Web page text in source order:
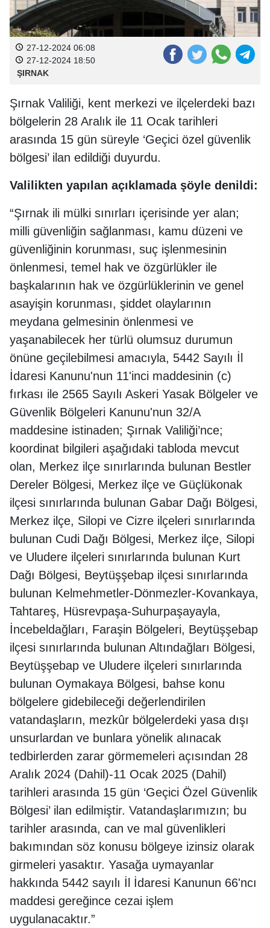
27-12-2024 06:08
27-12-2024 18:50
ŞIRNAK
Şırnak Valiliği, kent merkezi ve ilçelerdeki bazı
bölgelerin 28 Aralık ile 11 Ocak tarihleri
arasında 15 gün süreyle ‘Geçici özel güvenlik
bölgesi’ ilan edildiği duyurdu.
Valilikten yapılan açıklamada şöyle denildi:
“Şırnak ili mülki sınırları içerisinde yer alan;
milli güvenliğin sağlanması, kamu düzeni ve
güvenliğinin korunması, suç işlenmesinin
önlenmesi, temel hak ve özgürlükler ile
başkalarının hak ve özgürlüklerinin ve genel
asayişin korunması, şiddet olaylarının
meydana gelmesinin önlenmesi ve
yaşanabilecek her türlü olumsuz durumun
önüne geçilebilmesi amacıyla, 5442 Sayılı İl
İdaresi Kanunu'nun 11'inci maddesinin (c)
fırkası ile 2565 Sayılı Askeri Yasak Bölgeler ve
Güvenlik Bölgeleri Kanunu'nun 32/A
maddesine istinaden; Şırnak Valiliği’nce;
koordinat bilgileri aşağıdaki tabloda mevcut
olan, Merkez ilçe sınırlarında bulunan Bestler
Dereler Bölgesi, Merkez ilçe ve Güçlükonak
ilçesi sınırlarında bulunan Gabar Dağı Bölgesi,
Merkez ilçe, Silopi ve Cizre ilçeleri sınırlarında
bulunan Cudi Dağı Bölgesi, Merkez ilçe, Silopi
ve Uludere ilçeleri sınırlarında bulunan Kurt
Dağı Bölgesi, Beytüşşebap ilçesi sınırlarında
bulunan Kelmehmetler-Dönmezler-Kovankaya,
Tahtareş, Hüsrevpaşa-Suhurpaşayayla,
İncebeldağları, Faraşin Bölgeleri, Beytüşşebap
ilçesi sınırlarında bulunan Altındağları Bölgesi,
Beytüşşebap ve Uludere ilçeleri sınırlarında
bulunan Oymakaya Bölgesi, bahse konu
bölgelere gidebileceği değerlendirilen
vatandaşların, mezkûr bölgelerdeki yasa dışı
unsurlardan ve bunlara yönelik alınacak
tedbirlerden zarar görmemeleri açısından 28
Aralık 2024 (Dahil)-11 Ocak 2025 (Dahil)
tarihleri arasında 15 gün ‘Geçici Özel Güvenlik
Bölgesi’ ilan edilmiştir. Vatandaşlarımızın; bu
tarihler arasında, can ve mal güvenlikleri
bakımından söz konusu bölgeye izinsiz olarak
girmeleri yasaktır. Yasağa uymayanlar
hakkında 5442 sayılı İl İdaresi Kanunun 66'ncı
maddesi gereğince cezai işlem
uygulanacaktır.”